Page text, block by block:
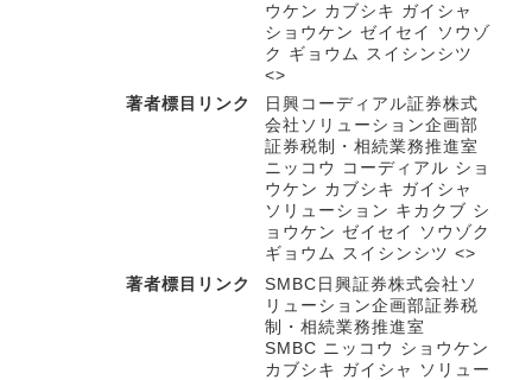
ウケン カブシキ ガイシャ
ショウケン ゼイセイ ソウゾ
ク ギョウム スイシンシツ
<>
著者標目リンク
日興コーディアル証券株式
会社ソリューション企画部
証券税制・相続業務推進室
ニッコウ コーディアル ショ
ウケン カブシキ ガイシャ
ソリューション キカクブ シ
ョウケン ゼイセイ ソウゾク
ギョウム スイシンシツ <>
著者標目リンク
SMBC日興証券株式会社ソ
リューション企画部証券税
制・相続業務推進室
SMBC ニッコウ ショウケン
カブシキ ガイシャ ソリュー